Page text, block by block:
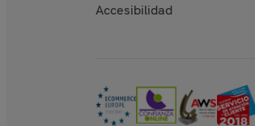
Accesibilidad